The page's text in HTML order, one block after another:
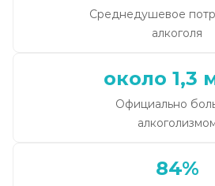
Среднедушевое
алкоголя
около 1,3
Официально
84%